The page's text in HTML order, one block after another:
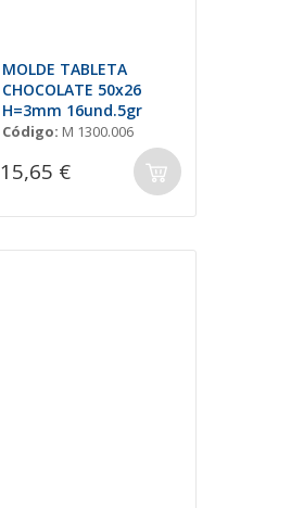
MOLDE TABLETA
CHOCOLATE 50x26
H=3mm 16und.5gr
Código: M 1300.006
15,65 €